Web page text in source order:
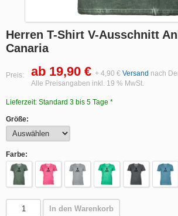
Herren T-Shirt V-Ausschnitt
Canaria
Preis: ab 19,90 € + 4,90 € Versand nach
Alle Preisangaben inkl. 19 % MwSt.
Lieferzeit: Standard 3 bis 5 Tage *
Größe:
Farbe:
In den Warenkorb